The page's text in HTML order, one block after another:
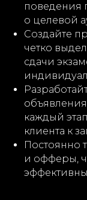
поведения
о целевой
Создайте
четко
сдачи
каждый
клиента к
Постоянно
и офферы,